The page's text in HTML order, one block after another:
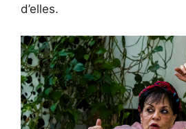
d’elles.